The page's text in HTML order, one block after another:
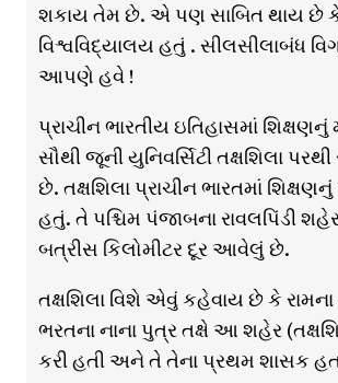
શકાય તેમ છે. એ પણ સાબિત થાય છે
વિશ્વવિદ્યાલય હતું . સીલસીલાબંધ
આપણે હવે !
પ્રાચીન ભારતીય ઇતિહાસમાં
સૌથી જૂની યુનિવર્સિટી તક્ષશિલા
છે. તક્ષશિલા પ્રાચીન ભારતમાં
હતું. તે પશ્ચિમ પંજાબના રાવલપિંડી
બત્રીસ કિલોમીટર દૂર આવેલું છે.
તક્ષશિલા વિશે એવું કહેવાય છે કે રામના
ભરતના નાના પુત્ર તક્ષે આ શહેર
કરી હતી અને તે તેના પ્રથમ શાસક